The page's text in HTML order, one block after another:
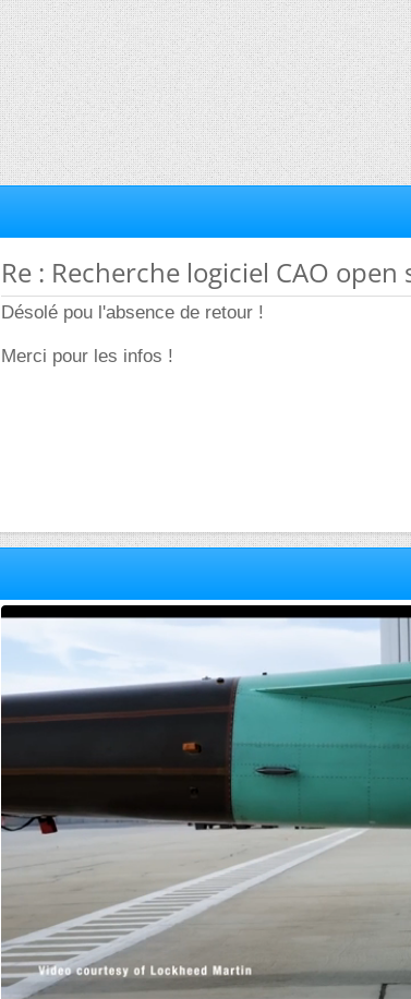
Re : Recherche logiciel CAO open
Désolé pou l'absence de retour !
Merci pour les infos !